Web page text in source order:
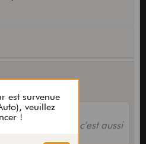
dit qu'epiphone c'est aussi